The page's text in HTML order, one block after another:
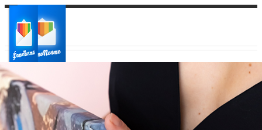
Ваш город:
Ваш регион доставки